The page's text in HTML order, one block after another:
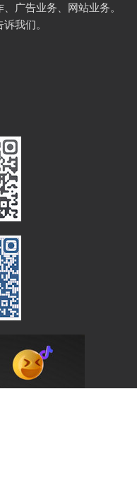
广告业务、网站业务。
我们。